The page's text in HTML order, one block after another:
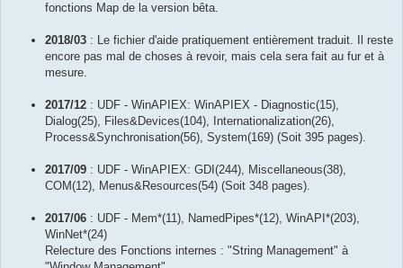
fonctions Map de la version bêta.
2018/03 : Le fichier d'aide pratiquement entièrement traduit. Il reste
encore pas mal de choses à revoir, mais cela sera fait au fur et à
mesure.
2017/12 : UDF - WinAPIEX: WinAPIEX - Diagnostic(15),
Dialog(25), Files&Devices(104), Internationalization(26),
Process&Synchronisation(56), System(169) (Soit 395 pages).
2017/09 : UDF - WinAPIEX: GDI(244), Miscellaneous(38),
COM(12), Menus&Resources(54) (Soit 348 pages).
2017/06 : UDF - Mem*(11), NamedPipes*(12), WinAPI*(203),
WinNet*(24)
Relecture des Fonctions internes : "String Management" à